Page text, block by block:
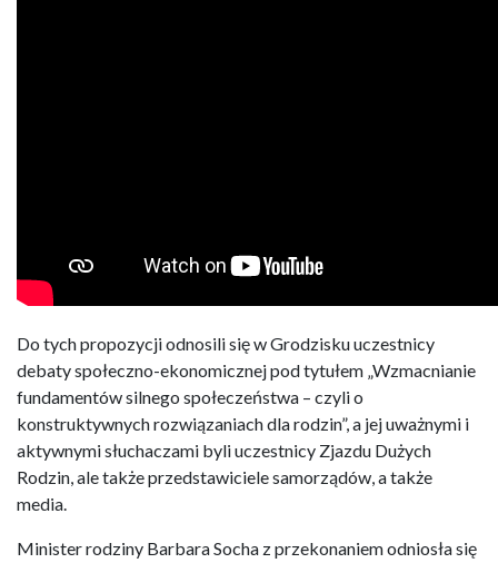
Do tych propozycji odnosili się w Grodzisku uczestnicy
debaty społeczno-ekonomicznej pod tytułem „Wzmacnianie
fundamentów silnego społeczeństwa – czyli o
konstruktywnych rozwiązaniach dla rodzin”, a jej uważnymi i
aktywnymi słuchaczami byli uczestnicy Zjazdu Dużych
Rodzin, ale także przedstawiciele samorządów, a także
media.
Minister rodziny Barbara Socha z przekonaniem odniosła się